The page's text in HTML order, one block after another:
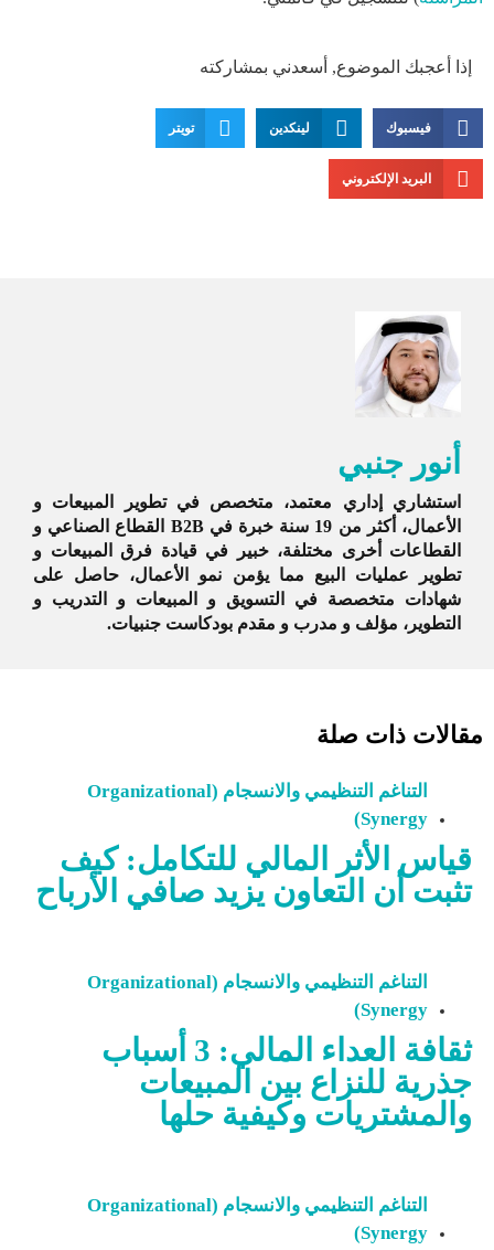
إذا أعجبك الموضوع, أسعدني بمشاركته
فيسبوك لينكدين تويتر
البريد الإلكتروني
أنور جنبي
استشاري إداري معتمد، متخصص في تطوير المبيعات و
الأعمال، أكثر من 19 سنة خبرة في B2B القطاع الصناعي و
القطاعات أخرى مختلفة، خبير في قيادة فرق المبيعات و
تطوير عمليات البيع مما يؤمن نمو الأعمال، حاصل على
شهادات متخصصة في التسويق و المبيعات و التدريب و
التطوير، مؤلف و مدرب و مقدم بودكاست جنبيات.
مقالات ذات صلة
التناغم التنظيمي والانسجام (Organizational
Synergy)
قياس الأثر المالي للتكامل: كيف
تثبت أن التعاون يزيد صافي الأرباح
التناغم التنظيمي والانسجام (Organizational
Synergy)
ثقافة العداء المالي: 3 أسباب
جذرية للنزاع بين المبيعات
والمشتريات وكيفية حلها
التناغم التنظيمي والانسجام (Organizational
Synergy)